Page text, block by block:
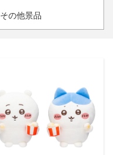
その他景品